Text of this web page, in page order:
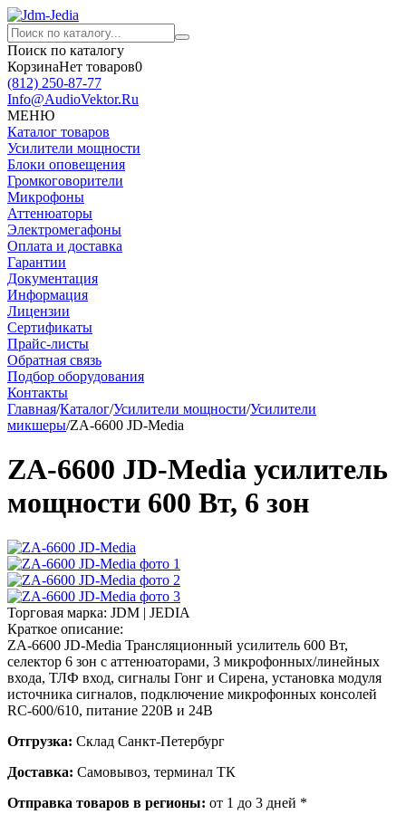
Поиск по каталогу
КорзинаНет товаров0
(812) 250-87-77
Info@AudioVektor.Ru
МЕНЮ
Каталог товаров
Усилители мощности
Блоки оповещения
Громкоговорители
Микрофоны
Аттенюаторы
Электромегафоны
Оплата и доставка
Гарантии
Документация
Информация
Лицензии
Сертификаты
Прайс-листы
Обратная связь
Подбор оборудования
Контакты
Главная/Каталог/Усилители мощности/Усилители
микшеры/ZA-6600 JD-Media
ZA-6600 JD-Media усилитель
мощности 600 Вт, 6 зон
Торговая марка: JDM | JEDIA
Краткое описание:
ZA-6600 JD-Media Трансляционный усилитель 600 Вт,
селектор 6 зон с аттенюаторами, 3 микрофонных/линейных
входа, ТЛФ вход, сигналы Гонг и Сирена, установка модуля
источника сигналов, подключение микрофонных консолей
RC-600/610, питание 220В и 24В
Отгрузка: Склад Санкт-Петербург
Доставка: Самовывоз, терминал ТК
Отправка товаров в регионы: от 1 до 3 дней *